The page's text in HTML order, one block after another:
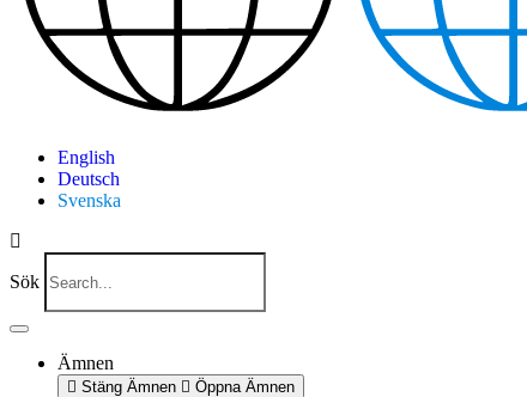
English
Deutsch
Svenska
Sök
Ämnen
Stäng Ämnen Öppna Ämnen